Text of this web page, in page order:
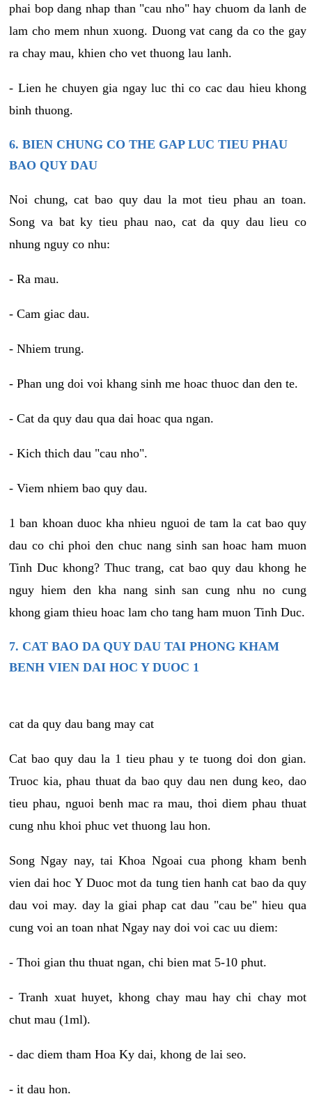
phai bop dang nhap than "cau nho" hay chuom da lanh de
lam cho mem nhun xuong. Duong vat cang da co the gay
ra chay mau, khien cho vet thuong lau lanh.
- Lien he chuyen gia ngay luc thi co cac dau hieu khong
binh thuong.
6. BIEN CHUNG CO THE GAP LUC TIEU PHAU
BAO QUY DAU
Noi chung, cat bao quy dau la mot tieu phau an toan.
Song va bat ky tieu phau nao, cat da quy dau lieu co
nhung nguy co nhu:
- Ra mau.
- Cam giac dau.
- Nhiem trung.
- Phan ung doi voi khang sinh me hoac thuoc dan den te.
- Cat da quy dau qua dai hoac qua ngan.
- Kich thich dau "cau nho".
- Viem nhiem bao quy dau.
1 ban khoan duoc kha nhieu nguoi de tam la cat bao quy
dau co chi phoi den chuc nang sinh san hoac ham muon
Tinh Duc khong? Thuc trang, cat bao quy dau khong he
nguy hiem den kha nang sinh san cung nhu no cung
khong giam thieu hoac lam cho tang ham muon Tinh Duc.
7. CAT BAO DA QUY DAU TAI PHONG KHAM
BENH VIEN DAI HOC Y DUOC 1
cat da quy dau bang may cat
Cat bao quy dau la 1 tieu phau y te tuong doi don gian.
Truoc kia, phau thuat da bao quy dau nen dung keo, dao
tieu phau, nguoi benh mac ra mau, thoi diem phau thuat
cung nhu khoi phuc vet thuong lau hon.
Song Ngay nay, tai Khoa Ngoai cua phong kham benh
vien dai hoc Y Duoc mot da tung tien hanh cat bao da quy
dau voi may. day la giai phap cat dau "cau be" hieu qua
cung voi an toan nhat Ngay nay doi voi cac uu diem:
- Thoi gian thu thuat ngan, chi bien mat 5-10 phut.
- Tranh xuat huyet, khong chay mau hay chi chay mot
chut mau (1ml).
- dac diem tham Hoa Ky dai, khong de lai seo.
- it dau hon.